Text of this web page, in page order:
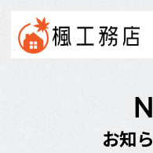
N
お知ら